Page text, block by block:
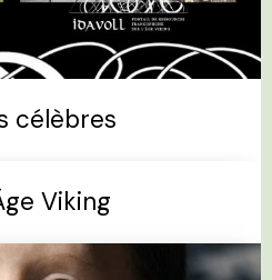
célèbres
Viking